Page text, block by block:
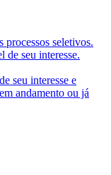
seletivos.
de seu interesse.
seu interesse e
andamento ou já